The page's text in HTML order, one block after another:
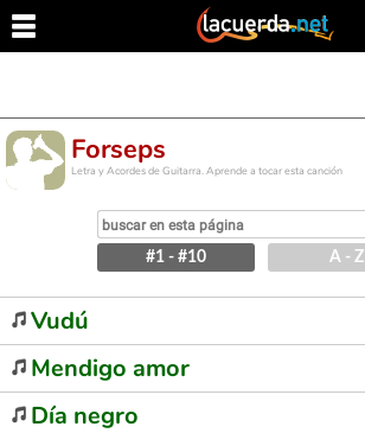
Forseps
Letra y Acordes de Guitarra. Aprende a tocar esta canción
#1 - #10 A - Z
Vudú
Mendigo amor
Día negro